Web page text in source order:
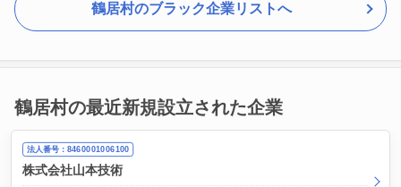
鶴居村のブラック企業リストへ
鶴居村の最近新規設立された企業
法人番号：8460001006100
株式会社山本技術